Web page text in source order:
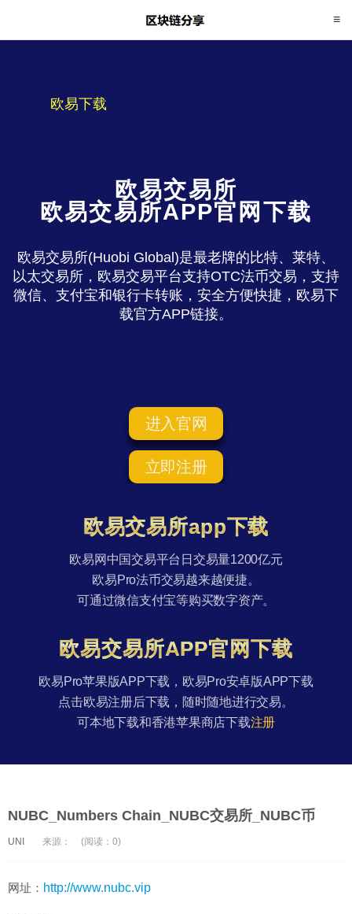
欧易下载
欧易交易所
欧易交易所APP官网下载
欧易交易所(Huobi Global)是最老牌的比特、莱特、
以太交易所，欧易交易平台支持OTC法币交易，支持
微信、支付宝和银行卡转账，安全方便快捷，欧易下
载官方APP链接。
进入官网
立即注册
欧易交易所app下载
欧易网中国交易平台日交易量1200亿元
欧易Pro法币交易越来越便捷。
可通过微信支付宝等购买数字资产。
欧易交易所APP官网下载
欧易Pro苹果版APP下载，欧易Pro安卓版APP下载
点击欧易注册后下载，随时随地进行交易。
可本地下载和香港苹果商店下载注册
NUBC_Numbers Chain_NUBC交易所_NUBC币
UNI 来源： (阅读：0)
网址： http://www.nubc.vip